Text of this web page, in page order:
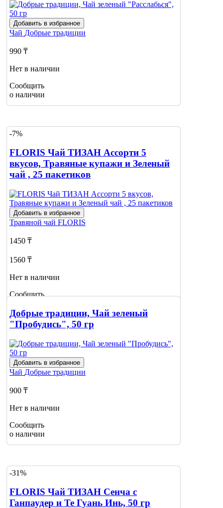
Добавить в избранное
Чай Добрые традиции
990 ₸
Нет в наличии
Сообщить
о наличии
-7%
FLORIS Чай ТИЗАН Ассорти 5
вкусов, Травяные купажи и Зеленый
чай , 25 пакетиков
Добавить в избранное
Травяной чай FLORIS
1450 ₸
1560 ₸
Нет в наличии
Сообщить
Добрые традиции, Чай зеленый
"Пробудись", 50 гр
Добавить в избранное
Чай Добрые традиции
900 ₸
Нет в наличии
Сообщить
о наличии
-31%
FLORIS Чай ТИЗАН Сенча с
Ганпаудер и Те Гуань Инь, 50 гр